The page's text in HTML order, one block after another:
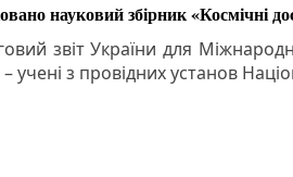
науковий збірник «Космічні
звіт України для
– учені з провідних установ